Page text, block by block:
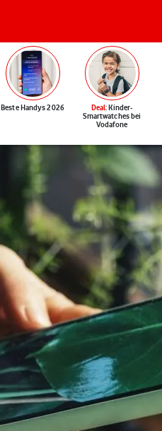
Beste Handys 2026 Deal: Kinder-
Smartwatches bei
Vodafone